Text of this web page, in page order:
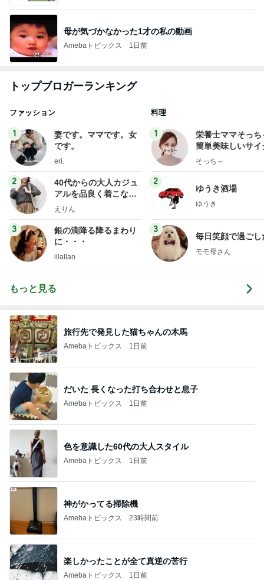
母が気づかなかった1才の私の動画
Amebaトピックス 1日前
トップブロガーランキング
ファッション
1
妻です。ママです。女
です。
eri.
2
40代からの大人カジュ
アルを品良く着こなす
ファッションブログ
えりん
3
銀の滴降る降るまわり
に・・・
illallan
料理
1
栄養士ママそっち
簡単美味しいサイ
献立
そっち～
2
ゆうき酒場
ゆうき
3
毎日笑顔で過ごし
モモ母さん
もっと見る
旅行先で発見した猫ちゃんの木馬
Amebaトピックス 1日前
だいた 長くなった打ち合わせと息子
Amebaトピックス 1日前
色を意識した60代の大人スタイル
Amebaトピックス 1日前
神がかってる掃除機
Amebaトピックス 23時間前
楽しかったことが全て真逆の苦行
Amebaトピックス 1日前